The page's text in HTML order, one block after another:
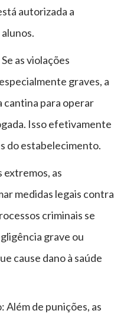
autorizada a
as violações
graves, a
cantina para operar
Isso efetivamente
do estabelecimento.
extremos, as
medidas legais contra
criminais se
grave ou
cause dano à saúde
Além de punições, as